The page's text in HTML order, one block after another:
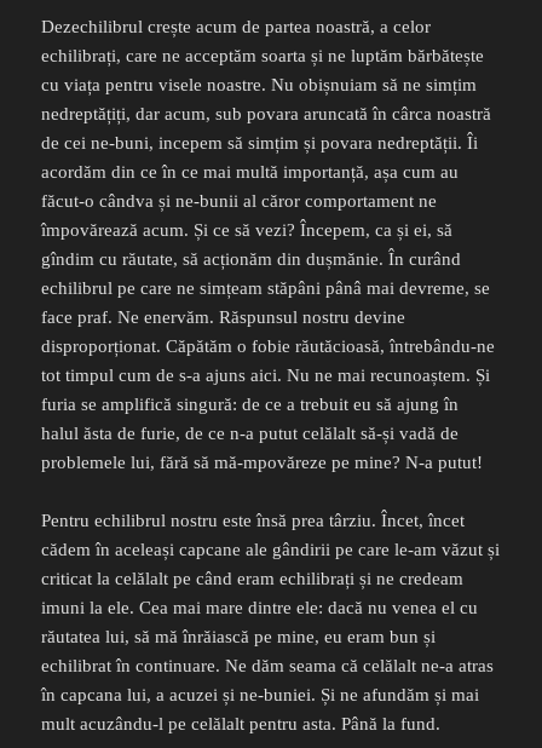
Dezechilibrul crește acum de partea noastră, a celor
echilibrați, care ne acceptăm soarta și ne luptăm bărbătește
cu viața pentru visele noastre. Nu obișnuiam să ne simțim
nedreptățiți, dar acum, sub povara aruncată în cârca noastră
de cei ne-buni, incepem să simțim și povara nedreptății. Îi
acordăm din ce în ce mai multă importanță, așa cum au
făcut-o cândva și ne-bunii al căror comportament ne
împovărează acum. Și ce să vezi? Începem, ca și ei, să
gîndim cu răutate, să acționăm din dușmănie. În curând
echilibrul pe care ne simțeam stăpâni pânâ mai devreme, se
face praf. Ne enervăm. Răspunsul nostru devine
disproporționat. Căpătăm o fobie răutăcioasă, întrebându-ne
tot timpul cum de s-a ajuns aici. Nu ne mai recunoaștem. Și
furia se amplifică singură: de ce a trebuit eu să ajung în
halul ăsta de furie, de ce n-a putut celălalt să-și vadă de
problemele lui, fără să mă-mpovăreze pe mine? N-a putut!
Pentru echilibrul nostru este însă prea târziu. Încet, încet
cădem în aceleași capcane ale gândirii pe care le-am văzut și
criticat la celălalt pe când eram echilibrați și ne credeam
imuni la ele. Cea mai mare dintre ele: dacă nu venea el cu
răutatea lui, să mă înrăiască pe mine, eu eram bun și
echilibrat în continuare. Ne dăm seama că celălalt ne-a atras
în capcana lui, a acuzei și ne-buniei. Și ne afundăm și mai
mult acuzându-l pe celălalt pentru asta. Până la fund.